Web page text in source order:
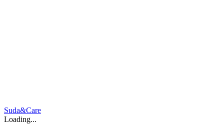
Suda&Care
Loading...